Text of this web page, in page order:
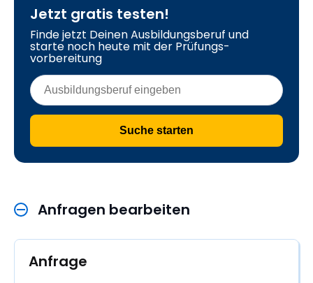
Jetzt gratis testen!
Finde jetzt Deinen Ausbildungsberuf und
starte noch heute mit der Prüfungs-
vorbereitung
Suche starten
Anfragen bearbeiten
Anfrage